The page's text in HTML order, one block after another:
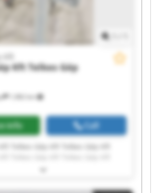
1,982 km
Kft Telkes Gép
info Call
Telkes Gép Kft Telkes Gép Kft
Telkes Gép Kft Telkes Gép Kft
Kft Telkes Gép Kft Telkes Gép Kft